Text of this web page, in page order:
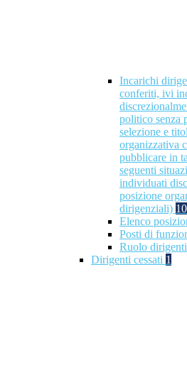
Incarichi
conferiti, ivi
politico senza
selezione e
organizzativa
pubblicare in
seguenti
individuati
posizione
dirigenziali) 10
Elenco
Posti di
Ruolo dirigenti
Dirigenti cessati 1